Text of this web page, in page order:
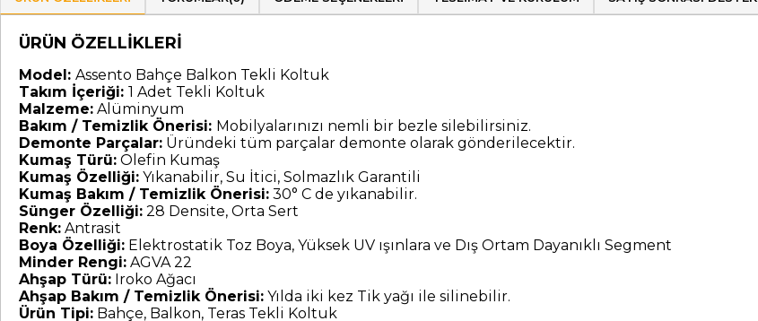
ÜRÜN ÖZELLİKLERİ
Model: Assento Bahçe Balkon Tekli Koltuk
Takım İçeriği: 1 Adet Tekli Koltuk
Malzeme: Alüminyum
Bakım / Temizlik Önerisi: Mobilyalarınızı nemli bir bezle silebilirsiniz.
Demonte Parçalar: Üründeki tüm parçalar demonte olarak gönderilecektir.
Kumaş Türü: Olefin Kumaş
Kumaş Özelliği: Yıkanabilir, Su İtici, Solmazlık Garantili
Kumaş Bakım / Temizlik Önerisi: 30° C de yıkanabilir.
Sünger Özelliği: 28 Densite, Orta Sert
Renk: Antrasit
Boya Özelliği: Elektrostatik Toz Boya, Yüksek UV ışınlara ve Dış Ortam Dayanıklı Segment
Minder Rengi: AGVA 22
Ahşap Türü: Iroko Ağacı
Ahşap Bakım / Temizlik Önerisi: Yılda iki kez Tik yağı ile silinebilir.
Ürün Tipi: Bahçe, Balkon, Teras Tekli Koltuk